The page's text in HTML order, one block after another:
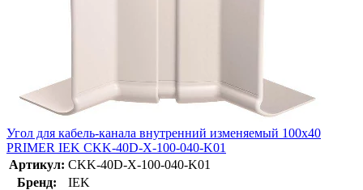
Угол для кабель-канала внутренний изменяемый 100х40
PRIMER IEK CKK-40D-X-100-040-K01
Артикул: CKK-40D-X-100-040-K01
Бренд:
IEK